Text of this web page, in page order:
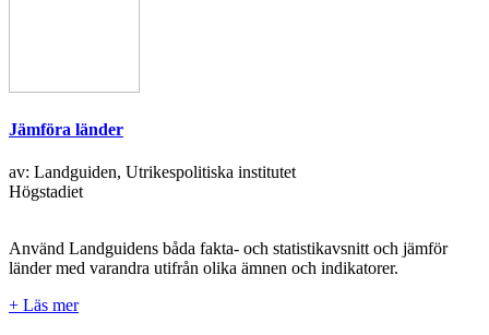
Jämföra länder
av: Landguiden, Utrikespolitiska institutet
Högstadiet
Använd Landguidens båda fakta- och statistikavsnitt och jämför
länder med varandra utifrån olika ämnen och indikatorer.
+ Läs mer